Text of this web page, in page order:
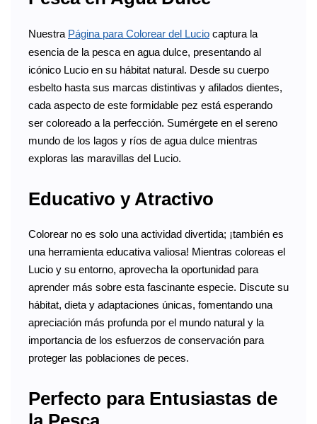
Nuestra Página para Colorear del Lucio captura la
esencia de la pesca en agua dulce, presentando al
icónico Lucio en su hábitat natural. Desde su cuerpo
esbelto hasta sus marcas distintivas y afilados dientes,
cada aspecto de este formidable pez está esperando
ser coloreado a la perfección. Sumérgete en el sereno
mundo de los lagos y ríos de agua dulce mientras
exploras las maravillas del Lucio.
Educativo y Atractivo
Colorear no es solo una actividad divertida; ¡también es
una herramienta educativa valiosa! Mientras coloreas el
Lucio y su entorno, aprovecha la oportunidad para
aprender más sobre esta fascinante especie. Discute su
hábitat, dieta y adaptaciones únicas, fomentando una
apreciación más profunda por el mundo natural y la
importancia de los esfuerzos de conservación para
proteger las poblaciones de peces.
Perfecto para Entusiastas de